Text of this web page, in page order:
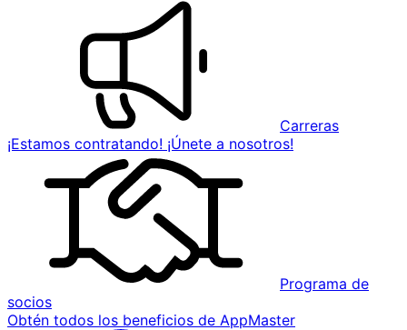
Carreras
¡Estamos contratando! ¡Únete a nosotros!
Programa de
socios
Obtén todos los beneficios de AppMaster